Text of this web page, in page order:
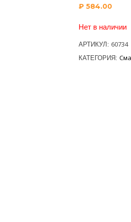
₽ 584.00
Нет в наличии
АРТИКУЛ: 60734
КАТЕГОРИЯ: